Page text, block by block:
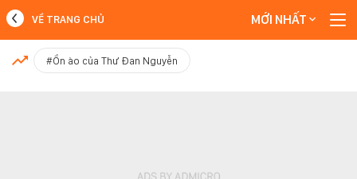
MỚI NHẤT
VỀ TRANG CHỦ MỚI NHẤT
#Ồn ào của Thư Đan Nguyễn